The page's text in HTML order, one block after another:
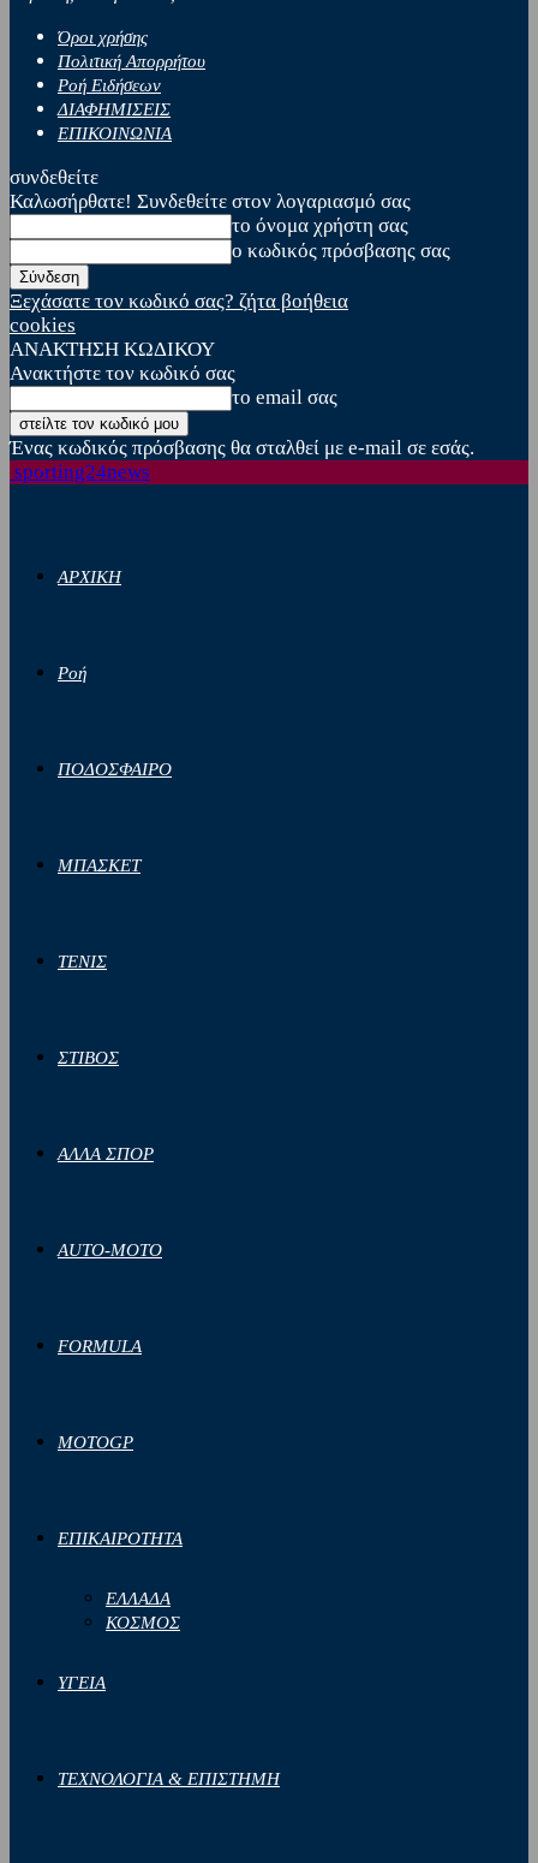
Όροι χρήσης
Πολιτική Απορρήτου
Ροή Ειδήσεων
ΔΙΑΦΗΜΙΣΕΙΣ
ΕΠΙΚΟΙΝΩΝΙΑ
συνδεθείτε
Καλωσήρθατε! Συνδεθείτε στον λογαριασμό σας
το όνομα χρήστη σας
ο κωδικός πρόσβασης σας
Ξεχάσατε τον κωδικό σας? ζήτα βοήθεια
cookies
ΑΝΑΚΤΗΣΗ ΚΩΔΙΚΟΥ
Ανακτήστε τον κωδικό σας
το email σας
Ένας κωδικός πρόσβασης θα σταλθεί με e-mail σε εσάς.
sporting24news
ΑΡΧΙΚΗ
Ροή
ΠΟΔΟΣΦΑΙΡΟ
ΜΠΑΣΚΕΤ
ΤΕΝΙΣ
ΣΤΙΒΟΣ
ΑΛΛΑ ΣΠΟΡ
AUTO-MOTO
FORMULA
MOTOGP
ΕΠΙΚΑΙΡΟΤΗΤΑ
ΕΛΛΑΔΑ
ΚΟΣΜΟΣ
ΥΓΕΙΑ
ΤΕΧΝΟΛΟΓΙΑ & ΕΠΙΣΤΗΜΗ